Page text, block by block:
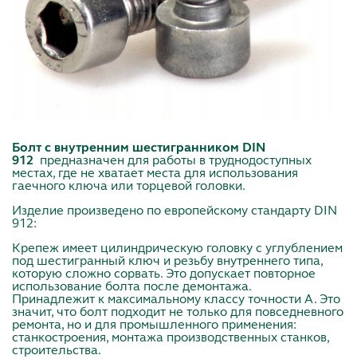
Болт с внутренним шестигранником DIN
912
предназначен для работы в труднодоступных
местах, где не хватает места для использования
гаечного ключа или торцевой головки.
Изделие произведено по европейскому стандарту DIN
912:
Крепеж имеет цилиндрическую головку с углублением
под шестигранный ключ и резьбу внутреннего типа,
которую сложно сорвать. Это допускает повторное
использование болта после демонтажа.
Принадлежит к максимальному классу точности A. Это
значит, что болт подходит не только для повседневного
ремонта, но и для промышленного применения:
станкостроения, монтажа производственных станков,
строительства.